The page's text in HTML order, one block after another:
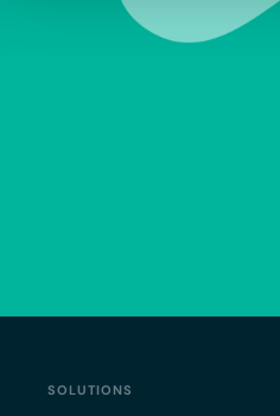
SOLUTIONS